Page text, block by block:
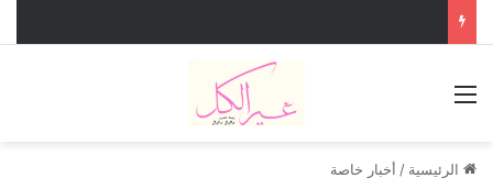
القائمة
الرئيسية / أخبار خاصة